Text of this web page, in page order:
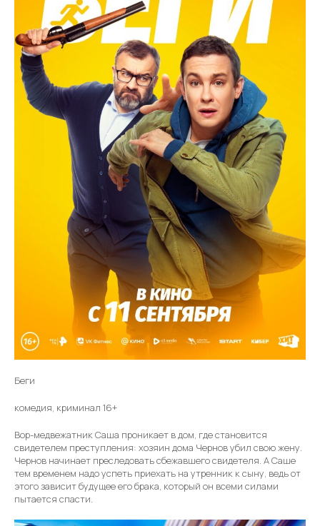
Беги
комедия, криминал 16+
Вор-медвежатник Саша проникает в дом, где становится
свидетелем преступления: хозяин дома Чернов убил свою жену.
Чернов начинает преследовать сбежавшего свидетеля. А Саше
тем временем надо успеть приехать на утренник к сыну, ведь от
этого зависит будущее его брака, который он всеми силами
пытается спасти.